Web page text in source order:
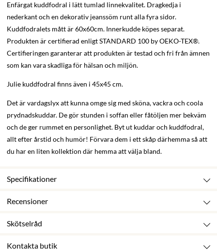
Enfärgat kuddfodral i lätt tumlad linnekvalitet. Dragkedja i
nederkant och en dekorativ jeanssöm runt alla fyra sidor.
Kuddfodralets mått är 60x60cm. Innerkudde köpes separat.
Produkten är certifierad enligt STANDARD 100 by OEKO-TEX®.
Certifieringen garanterar att produkten är testad och fri från ämnen
som kan vara skadliga för hälsan och miljön.
Julie kuddfodral finns även i 45x45 cm.
Det är vardagslyx att kunna omge sig med sköna, vackra och coola
prydnadskuddar. De gör stunden i soffan eller fåtöljen mer bekväm
och de ger rummet en personlighet. Byt ut kuddar och kuddfodral,
allt efter årstid och humör! Förvara dem i ett skåp därhemma så att
du har en liten kollektion där hemma att välja bland.
Specifikationer
Recensioner
Skötselråd
Kontakta butik